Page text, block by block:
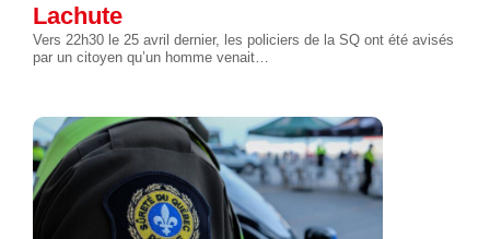
Lachute
Vers 22h30 le 25 avril dernier, les policiers de la SQ ont été avisés
par un citoyen qu’un homme venait…